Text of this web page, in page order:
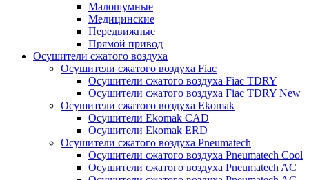
Малошумные
Медицинские
Передвижные
Прямой привод
Осушители сжатого воздуха
Осушители сжатого воздуха Fiac
Осушители сжатого воздуха Fiac TDRY
Осушители сжатого воздуха Fiac TDRY New
Осушители сжатого воздуха Ekomak
Осушители Ekomak CAD
Осушители Ekomak ERD
Осушители сжатого воздуха Pneumatech
Осушители сжатого воздуха Pneumatech Cool
Осушители сжатого воздуха Pneumatech AC